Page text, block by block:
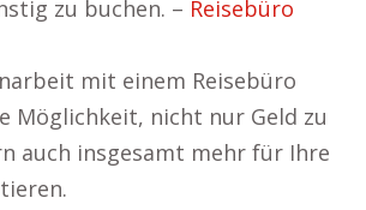
zu buchen. – Reisebüro
mit einem Reisebüro
Möglichkeit, nicht nur Geld zu
auch insgesamt mehr für Ihre